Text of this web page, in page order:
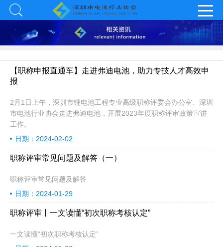
【职称申报直通车】走进弗迪电池，助力专技人才高效申
报
2月1日上午，深圳市锂电池工程专业高级职称评委会办公室、深圳
市电池行业协会走进弗迪电池，开展2023年度职称评审政策宣讲
工作。
日期：2024-02-02
职称评审常见问题及解答（一）
职称评审常见问题及解答
日期：2024-01-29
职称评审丨一文读懂“初次职称考核认定”
一文读懂“初次职称考核认定”